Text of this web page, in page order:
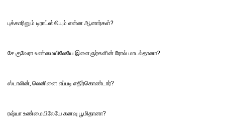
புக்காரினும் டிராட்ஸ்கியும் என்ன ஆனார்கள்?
சே குவேரா உண்மையிலேயே இளைஞர்களின் ரோல் மாடல்தானா?
ஸ்டாலின், லெனினை எப்படி எதிர்கொண்டார்?
ரஷ்யா உண்மையிலேயே கனவு பூமிதானா?